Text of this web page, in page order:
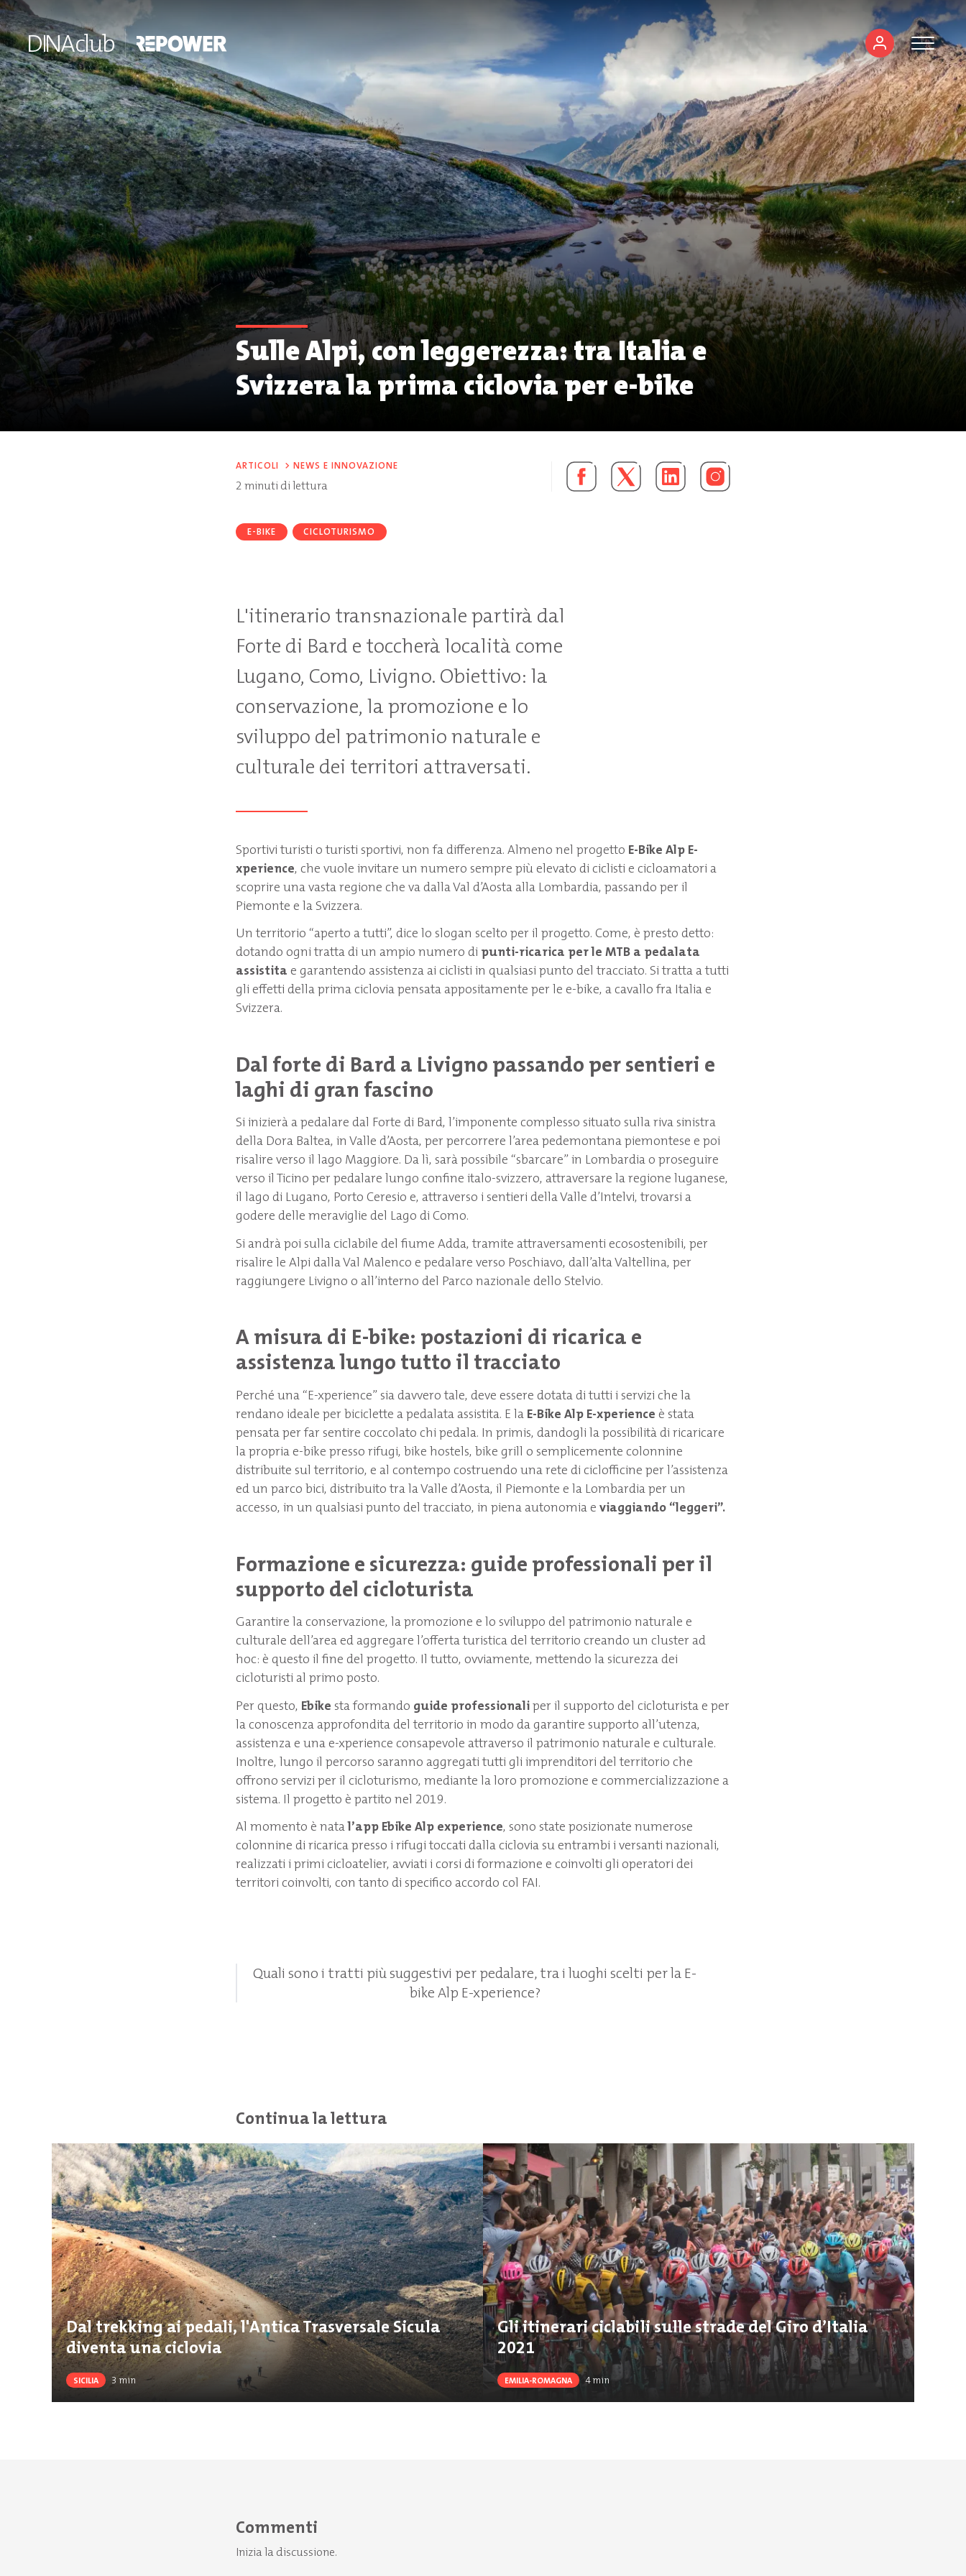
Sulle Alpi, con leggerezza: tra Italia e
Svizzera la prima ciclovia per e-bike
ARTICOLI > NEWS E INNOVAZIONE
2minuti di lettura
E-BIKE CICLOTURISMO
L'itinerario transnazionale partirà dal
Forte di Bard e toccherà località come
Lugano, Como, Livigno. Obiettivo: la
conservazione, la promozione e lo
sviluppo del patrimonio naturale e
culturale dei territori attraversati.
Sportivi turisti o turisti sportivi, non fa differenza. Almeno nel progetto E-Bike Alp E-
xperience, che vuole invitare un numero sempre più elevato di ciclisti e cicloamatori a
scoprire una vasta regione che va dalla Val d’Aosta alla Lombardia, passando per il
Piemonte e la Svizzera.
Un territorio “aperto a tutti”, dice lo slogan scelto per il progetto. Come, è presto detto:
dotando ogni tratta di un ampio numero di punti-ricarica per le MTB a pedalata
assistita e garantendo assistenza ai ciclisti in qualsiasi punto del tracciato. Si tratta a tutti
gli effetti della prima ciclovia pensata appositamente per le e-bike, a cavallo fra Italia e
Svizzera.
Dal forte di Bard a Livigno passando per sentieri e
laghi di gran fascino
Si inizierà a pedalare dal Forte di Bard, l’imponente complesso situato sulla riva sinistra
della Dora Baltea, in Valle d’Aosta, per percorrere l’area pedemontana piemontese e poi
risalire verso il lago Maggiore. Da lì, sarà possibile “sbarcare” in Lombardia o proseguire
verso il Ticino per pedalare lungo confine italo-svizzero, attraversare la regione luganese,
il lago di Lugano, Porto Ceresio e, attraverso i sentieri della Valle d’Intelvi, trovarsi a
godere delle meraviglie del Lago di Como.
Si andrà poi sulla ciclabile del fiume Adda, tramite attraversamenti ecosostenibili, per
risalire le Alpi dalla Val Malenco e pedalare verso Poschiavo, dall’alta Valtellina, per
raggiungere Livigno o all’interno del Parco nazionale dello Stelvio.
A misura di E-bike: postazioni di ricarica e
assistenza lungo tutto il tracciato
Perché una “E-xperience” sia davvero tale, deve essere dotata di tutti i servizi che la
rendano ideale per biciclette a pedalata assistita. E la E-Bike Alp E-xperience è stata
pensata per far sentire coccolato chi pedala. In primis, dandogli la possibilità di ricaricare
la propria e-bike presso rifugi, bike hostels, bike grill o semplicemente colonnine
distribuite sul territorio, e al contempo costruendo una rete di ciclofficine per l’assistenza
ed un parco bici, distribuito tra la Valle d’Aosta, il Piemonte e la Lombardia per un
accesso, in un qualsiasi punto del tracciato, in piena autonomia e viaggiando “leggeri”.
Formazione e sicurezza: guide professionali per il
supporto del cicloturista
Garantire la conservazione, la promozione e lo sviluppo del patrimonio naturale e
culturale dell’area ed aggregare l’offerta turistica del territorio creando un cluster ad
hoc: è questo il fine del progetto. Il tutto, ovviamente, mettendo la sicurezza dei
cicloturisti al primo posto.
Per questo, Ebike sta formando guide professionaliper il supporto del cicloturista e per
la conoscenza approfondita del territorio in modo da garantire supporto all’utenza,
assistenza e una e-xperience consapevole attraverso il patrimonio naturale e culturale.
Inoltre, lungo il percorso saranno aggregati tutti gli imprenditori del territorio che
offrono servizi per il cicloturismo, mediante la loro promozione e commercializzazione a
sistema. Il progetto è partito nel 2019.
Al momento è natal’app Ebike Alp experience, sono state posizionate numerose
colonnine di ricarica presso i rifugi toccati dalla ciclovia su entrambi i versanti nazionali,
realizzati i primi cicloatelier, avviati i corsi di formazione e coinvolti gli operatori dei
territori coinvolti, con tanto di specifico accordo col FAI.
Quali sono i tratti più suggestivi per pedalare, tra i luoghi scelti per la E-
bike Alp E-xperience?
Continua la lettura
Dal trekking ai pedali, l'Antica Trasversale Sicula
diventa una ciclovia
SICILIA 3 min
Gli itinerari ciclabili sulle strade del Giro d’Italia
2021
EMILIA-ROMAGNA 4 min
Commenti
Inizia la discussione.